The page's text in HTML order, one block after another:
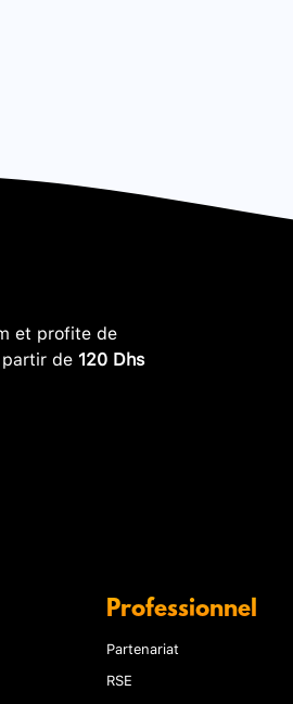
et profite de
de 120 Dhs
Professionnel
Partenariat
RSE